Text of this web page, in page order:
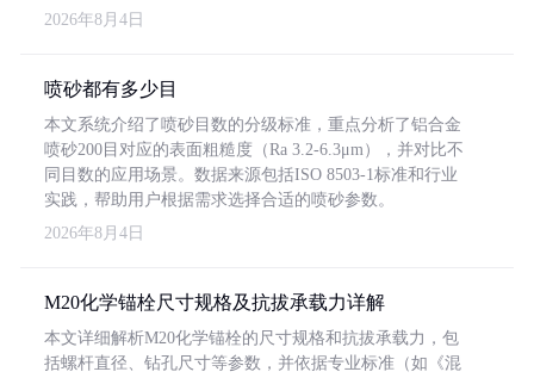
2026年8月4日
喷砂都有多少目
本文系统介绍了喷砂目数的分级标准，重点分析了铝合金
喷砂200目对应的表面粗糙度（Ra 3.2-6.3μm），并对比不
同目数的应用场景。数据来源包括ISO 8503-1标准和行业
实践，帮助用户根据需求选择合适的喷砂参数。
2026年8月4日
M20化学锚栓尺寸规格及抗拔承载力详解
本文详细解析M20化学锚栓的尺寸规格和抗拔承载力，包
括螺杆直径、钻孔尺寸等参数，并依据专业标准（如《混